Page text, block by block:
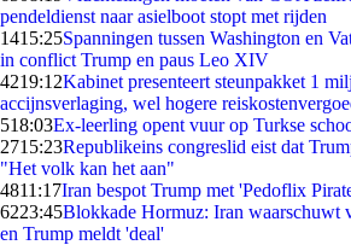
pendeldienst naar asielboot stopt met rijden
1415:25Spanningen tussen Washington en
in conflict Trump en paus Leo XIV
4219:12Kabinet presenteert steunpakket 1
accijnsverlaging, wel hogere
518:03Ex-leerling opent vuur op Turkse
2715:23Republikeins congreslid eist dat
"Het volk kan het aan"
4811:17Iran bespot Trump met 'Pedoflix
6223:45Blokkade Hormuz: Iran waarschuwt
en Trump meldt 'deal'